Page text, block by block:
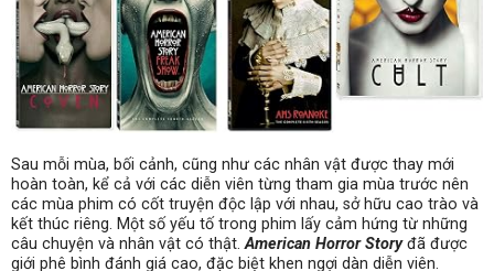
Sau mỗi mùa, bối cảnh, cũng như các nhân vật được thay mới
hoàn toàn, kể cả với các diễn viên từng tham gia mùa trước nên
các mùa phim có cốt truyện độc lập với nhau, sở hữu cao trào và
kết thúc riêng. Một số yếu tố trong phim lấy cảm hứng từ những
câu chuyện và nhân vật có thật.American Horror Storyđã được
giới phê bình đánh giá cao, đặc biệt khen ngợi dàn diễn viên.